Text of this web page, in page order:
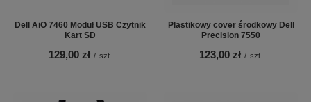
Dell AiO 7460 Moduł USB Czytnik
Kart SD
129,00 zł / szt.
Plastikowy cover środkowy Dell
Precision 7550
123,00 zł / szt.